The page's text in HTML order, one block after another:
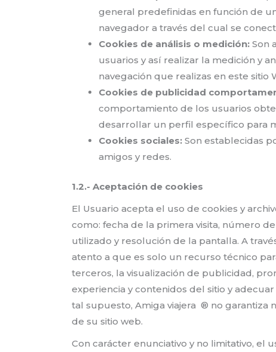
general predefinidas en función de
navegador a través del cual se
Cookies de análisis o medición: Son
usuarios y así realizar la medición y
navegación que realizas en este sitio
Cookies de publicidad
comportamiento de los usuarios
desarrollar un perfil específico para
Cookies sociales: Son establecidas
amigos y redes.
1.2.- Aceptación de cookies
El Usuario acepta el uso de cookies y
como: fecha de la primera visita, número
utilizado y resolución de la pantalla. A
atento a que es solo un recurso técnico
terceros, la visualización de publicidad,
experiencia y contenidos del sitio y
tal supuesto, Amiga viajera ® no garantiza
de su sitio web.
Con carácter enunciativo y no limitativo, el